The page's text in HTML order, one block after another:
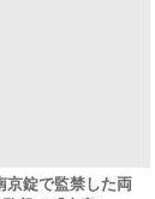
京錠で監禁した両